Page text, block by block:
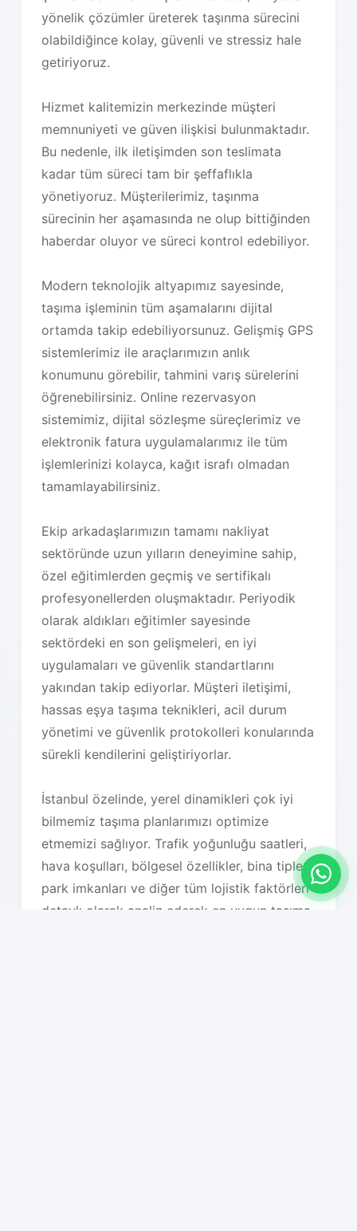
yönelik çözümler üreterek taşınma sürecini
olabildiğince kolay, güvenli ve stressiz hale
getiriyoruz.
Hizmet kalitemizin merkezinde müşteri
memnuniyeti ve güven ilişkisi bulunmaktadır.
Bu nedenle, ilk iletişimden son teslimata
kadar tüm süreci tam bir şeffaflıkla
yönetiyoruz. Müşterilerimiz, taşınma
sürecinin her aşamasında ne olup bittiğinden
haberdar oluyor ve süreci kontrol edebiliyor.
Modern teknolojik altyapımız sayesinde,
taşıma işleminin tüm aşamalarını dijital
ortamda takip edebiliyorsunuz. Gelişmiş GPS
sistemlerimiz ile araçlarımızın anlık
konumunu görebilir, tahmini varış sürelerini
öğrenebilirsiniz. Online rezervasyon
sistemimiz, dijital sözleşme süreçlerimiz ve
elektronik fatura uygulamalarımız ile tüm
işlemlerinizi kolayca, kağıt israfı olmadan
tamamlayabilirsiniz.
Ekip arkadaşlarımızın tamamı nakliyat
sektöründe uzun yılların deneyimine sahip,
özel eğitimlerden geçmiş ve sertifikalı
profesyonellerden oluşmaktadır. Periyodik
olarak aldıkları eğitimler sayesinde
sektördeki en son gelişmeleri, en iyi
uygulamaları ve güvenlik standartlarını
yakından takip ediyorlar. Müşteri iletişimi,
hassas eşya taşıma teknikleri, acil durum
yönetimi ve güvenlik protokolleri konularında
sürekli kendilerini geliştiriyorlar.
İstanbul özelinde, yerel dinamikleri çok iyi
bilmemiz taşıma planlarımızı optimize
etmemizi sağlıyor. Trafik yoğunluğu saatleri,
hava koşulları, bölgesel özellikler, bina tipleri,
park imkanları ve diğer tüm lojistik faktörleri
detaylı olarak analiz ederek en uygun taşıma